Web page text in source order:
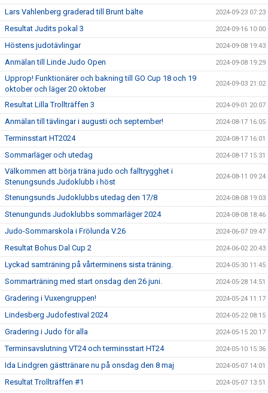
Lars Vahlenberg graderad till Brunt bälte 2024-09-23 07:23
Resultat Judits pokal 3 2024-09-16 10:00
Höstens judotävlingar 2024-09-08 19:43
Anmälan till Linde Judo Open 2024-09-08 19:29
Upprop! Funktionärer och bakning till GO Cup 18 och 19
oktober och läger 20 oktober
2024-09-03 21:02
Resultat Lilla Trollträffen 3 2024-09-01 20:07
Anmälan till tävlingar i augusti och september! 2024-08-17 16:05
Terminsstart HT2024 2024-08-17 16:01
Sommarläger och utedag 2024-08-17 15:31
Välkommen att börja träna judo och falltrygghet i
Stenungsunds Judoklubb i höst
2024-08-11 09:24
Stenungsunds Judoklubbs utedag den 17/8 2024-08-08 19:03
Stenungunds Judoklubbs sommarläger 2024 2024-08-08 18:46
Judo-Sommarskola i Frölunda V.26 2024-06-07 09:47
Resultat Bohus Dal Cup 2 2024-06-02 20:43
Lyckad samträning på vårterminens sista träning. 2024-05-30 11:45
Sommarträning med start onsdag den 26 juni. 2024-05-28 14:51
Gradering i Vuxengruppen! 2024-05-24 11:17
Lindesberg Judofestival 2024 2024-05-22 08:15
Gradering i Judo för alla 2024-05-15 20:17
Terminsavslutning VT24 och terminsstart HT24 2024-05-10 15:36
Ida Lindgren gästtränare nu på onsdag den 8 maj 2024-05-07 14:01
Resultat Trollträffen #1 2024-05-07 13:51